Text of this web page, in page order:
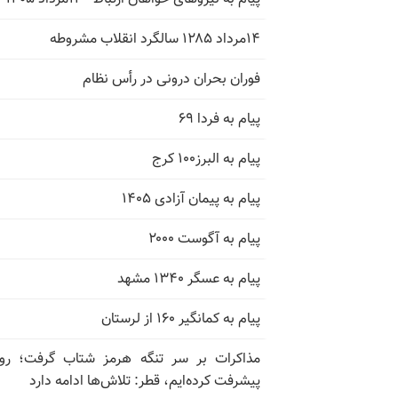
۱۴مرداد ۱۲۸۵ سالگرد انقلاب مشروطه
فوران بحران درونی در رأس نظام
پیام به فردا ۶۹
پیام به البرز۱۰۰ کرج
پیام به پیمان آزادی ۱۴۰۵
پیام به آگوست ۲۰۰۰
پیام به عسگر ۱۳۴۰ مشهد
پیام به کمانگیر ۱۶۰ از لرستان
مذاکرات بر سر تنگه هرمز شتاب گرفت؛
پیشرفت کرده‌ایم، قطر: تلاش‌ها ادامه دارد